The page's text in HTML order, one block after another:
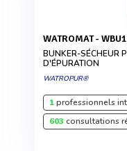
WATROMAT -
BUNKER-SÉCHEUR
D'ÉPURATION
WATROPUR®
1professionnels
603 consultations